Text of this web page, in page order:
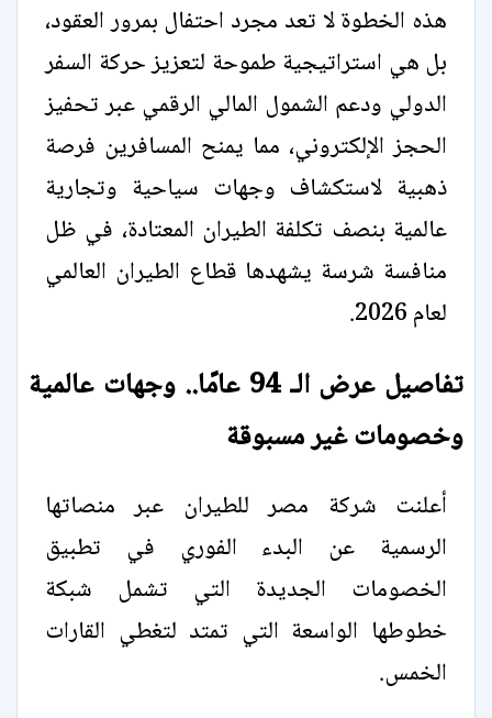
هذه الخطوة لا تعد مجرد احتفال بمرور العقود،
بل هي استراتيجية طموحة لتعزيز حركة السفر
الدولي ودعم الشمول المالي الرقمي عبر تحفيز
الحجز الإلكتروني، مما يمنح المسافرين فرصة
ذهبية لاستكشاف وجهات سياحية وتجارية
عالمية بنصف تكلفة الطيران المعتادة، في ظل
منافسة شرسة يشهدها قطاع الطيران العالمي
لعام 2026.
تفاصيل عرض الـ 94 عامًا.. وجهات عالمية
وخصومات غير مسبوقة
أعلنت شركة مصر للطيران عبر منصاتها
الرسمية عن البدء الفوري في تطبيق
الخصومات الجديدة التي تشمل شبكة
خطوطها الواسعة التي تمتد لتغطي القارات
الخمس.